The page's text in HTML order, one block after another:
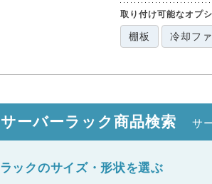
取り付け可能なオプ
棚板 冷却フ
サーバーラック商品検索 サ
ラックのサイズ・形状を選ぶ